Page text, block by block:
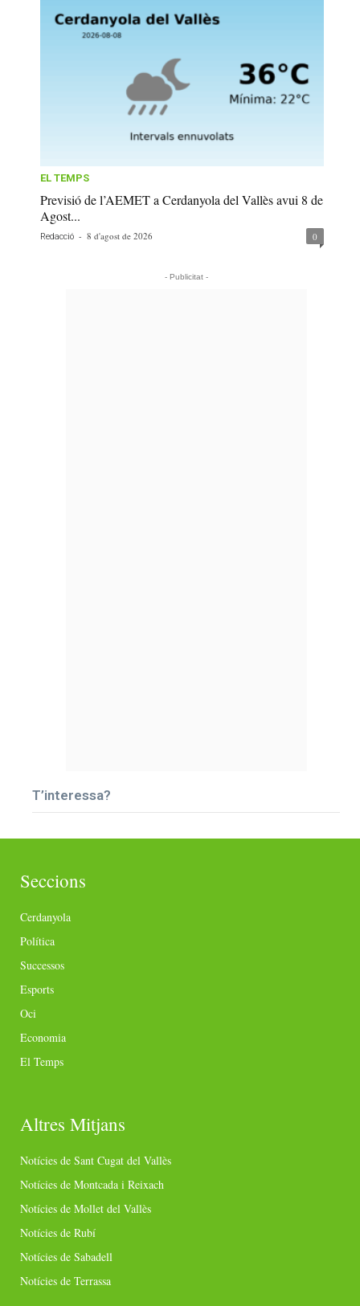
EL TEMPS
Previsió de l’AEMET a Cerdanyola del Vallès avui 8 de
Agost...
Redacció - 8 d'agost de 2026 0
- Publicitat -
T’interessa?
Seccions
Cerdanyola
Política
Successos
Esports
Oci
Economia
El Temps
Altres Mitjans
Notícies de Sant Cugat del Vallès
Notícies de Montcada i Reixach
Notícies de Mollet del Vallès
Notícies de Rubí
Notícies de Sabadell
Notícies de Terrassa